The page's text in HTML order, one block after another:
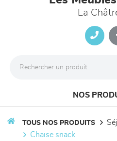
La
NOS
TOUS NOS PRODUITS
chaise snack